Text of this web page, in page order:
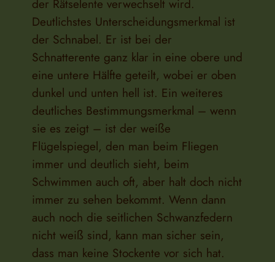
der Rätselente verwechselt wird.
Deutlichstes Unterscheidungsmerkmal ist
der Schnabel. Er ist bei der
Schnatterente ganz klar in eine obere und
eine untere Hälfte geteilt, wobei er oben
dunkel und unten hell ist. Ein weiteres
deutliches Bestimmungsmerkmal – wenn
sie es zeigt – ist der weiße
Flügelspiegel, den man beim Fliegen
immer und deutlich sieht, beim
Schwimmen auch oft, aber halt doch nicht
immer zu sehen bekommt. Wenn dann
auch noch die seitlichen Schwanzfedern
nicht weiß sind, kann man sicher sein,
dass man keine Stockente vor sich hat.